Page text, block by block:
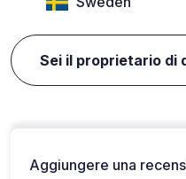
Sei il proprietario di
Aggiungere una